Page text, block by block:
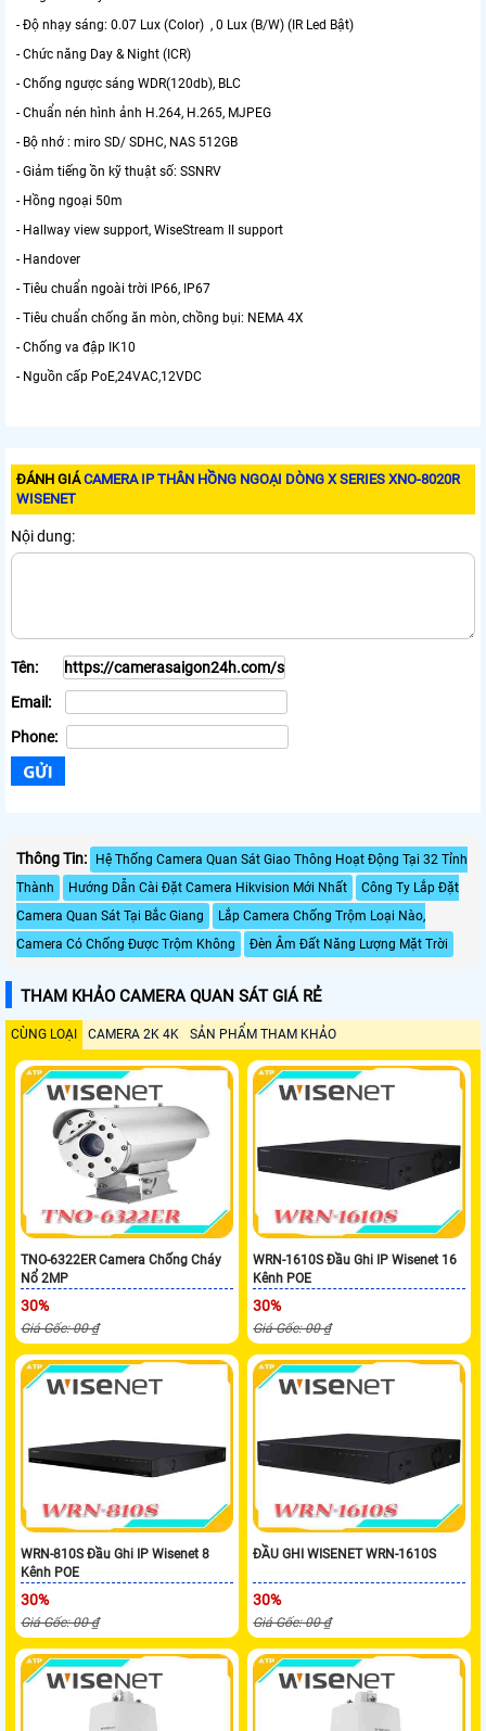
- Độ nhạy sáng: 0.07 Lux (Color) , 0 Lux (B/W) (IR Led Bật)
- Chức năng Day & Night (ICR)
- Chống ngược sáng WDR(120db), BLC
- Chuẩn nén hình ảnh H.264, H.265, MJPEG
- Bộ nhớ : miro SD/ SDHC, NAS 512GB
- Giảm tiếng ồn kỹ thuật số: SSNRV
- Hồng ngoại 50m
- Hallway view support, WiseStream II support
- Handover
- Tiêu chuẩn ngoài trời IP66, IP67
- Tiêu chuẩn chống ăn mòn, chồng bụi: NEMA 4X
- Chống va đập IK10
- Nguồn cấp PoE,24VAC,12VDC
ĐÁNH GIÁCAMERA IP THÂN HỒNG NGOẠI DÒNG X SERIES XNO-8020R
WISENET
Nội dung:
Tên:
Email:
Phone:
Thông Tin:
Hệ Thống Camera Quan Sát Giao Thông Hoạt Động Tại 32 Tỉnh
Thành
Hướng Dẫn Cài Đặt Camera Hikvision Mới Nhất
Công Ty Lắp Đặt
Camera Quan Sát Tại Bắc Giang
Lắp Camera Chống Trộm Loại Nào,
Camera Có Chống Được Trộm Không
Đèn Âm Đất Năng Lượng Mặt Trời
THAM KHẢO CAMERA QUAN SÁT GIÁ RẺ
CÙNG LOẠI CAMERA 2K 4K SẢN PHẨM THAM KHẢO
TNO-6322ER Camera Chống Cháy
Nổ 2MP
30%
Giá Gốc: 00 ₫
WRN-1610S Đầu Ghi IP Wisenet 16
Kênh POE
30%
Giá Gốc: 00 ₫
WRN-810S Đầu Ghi IP Wisenet 8
Kênh POE
30%
Giá Gốc: 00 ₫
ĐẦU GHI WISENET WRN-1610S
30%
Giá Gốc: 00 ₫